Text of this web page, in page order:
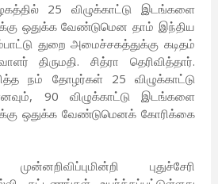
25 விழுக்காட்டு இடங்களை
ஒதுக்க வேண்டுமென தாம் இந்திய
துறை அமைச்சகத்துக்கு கடிதம்
திருமதி. சித்ரா தெரிவித்தார்.
நம் தோழர்கள் 25 விழுக்காட்டு
90 விழுக்காட்டு இடங்களை
ஒதுக்க வேண்டுமெனக் கோரிக்கை
புதுச்சேரி